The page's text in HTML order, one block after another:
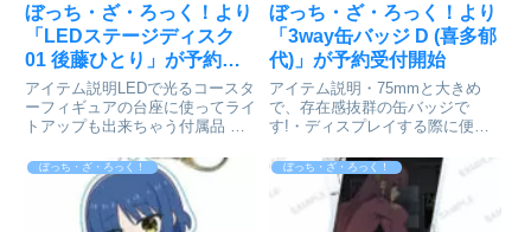
ぼっち・ざ・ろっく！より
「LEDステージディスク
01 後藤ひとり」が予約受
付開始
アイテム説明LEDで光るコースタ
ーフィギュアの台座に使ってライ
トアップも出来ちゃう付属品 テ
LITHIUM BATTERYぼっち・ざ・
ろっく！_LEDステージディスク
01 後藤ひとり©はまじあき／芳
文社・ア...
ぼっち・ざ・ろっく！より
「3way缶バッジ D (喜多郁
代)」が予約受付開始
アイテム説明・75mmと大きめ
で、存在感抜群の缶バッジで
す!・ディスプレイする際に便利
帯可能な穴もあり、マルチな用途
に対応しています!ぼっち・ざ・
ろっく!_3way缶バッジ(75mm) D
喜多郁代©はまじあき...
ぼっち・ざ・ろっく！ ぼっち・ざ・ろっく！